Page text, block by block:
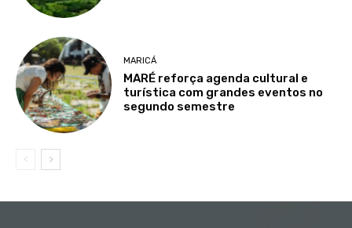
MARICÁ
MARÉ reforça agenda cultural e
turística com grandes eventos no
segundo semestre